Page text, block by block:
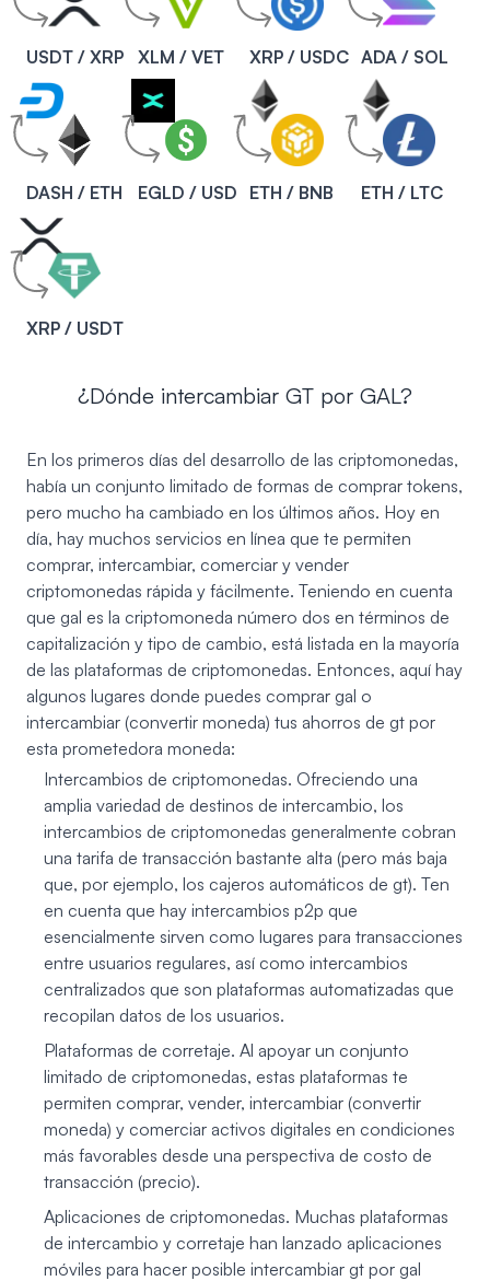
USDT / XRP XLM / VET XRP / USDC ADA / SOL
DASH / ETH EGLD / USD ETH / BNB ETH / LTC
XRP / USDT
¿Dónde intercambiar GT por GAL?
En los primeros días del desarrollo de las criptomonedas,
había un conjunto limitado de formas de comprar tokens,
pero mucho ha cambiado en los últimos años. Hoy en
día, hay muchos servicios en línea que te permiten
comprar, intercambiar, comerciar y vender
criptomonedas rápida y fácilmente. Teniendo en cuenta
que gal es la criptomoneda número dos en términos de
capitalización y tipo de cambio, está listada en la mayoría
de las plataformas de criptomonedas. Entonces, aquí hay
algunos lugares donde puedes comprar gal o
intercambiar (convertir moneda) tus ahorros de gt por
esta prometedora moneda:
Intercambios de criptomonedas. Ofreciendo una
amplia variedad de destinos de intercambio, los
intercambios de criptomonedas generalmente cobran
una tarifa de transacción bastante alta (pero más baja
que, por ejemplo, los cajeros automáticos de gt). Ten
en cuenta que hay intercambios p2p que
esencialmente sirven como lugares para transacciones
entre usuarios regulares, así como intercambios
centralizados que son plataformas automatizadas que
recopilan datos de los usuarios.
Plataformas de corretaje. Al apoyar un conjunto
limitado de criptomonedas, estas plataformas te
permiten comprar, vender, intercambiar (convertir
moneda) y comerciar activos digitales en condiciones
más favorables desde una perspectiva de costo de
transacción (precio).
Aplicaciones de criptomonedas. Muchas plataformas
de intercambio y corretaje han lanzado aplicaciones
móviles para hacer posible intercambiar gt por gal